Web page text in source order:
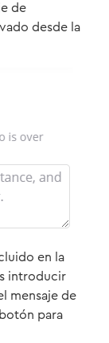
de
desde la
en la
introducir
mensaje de
para